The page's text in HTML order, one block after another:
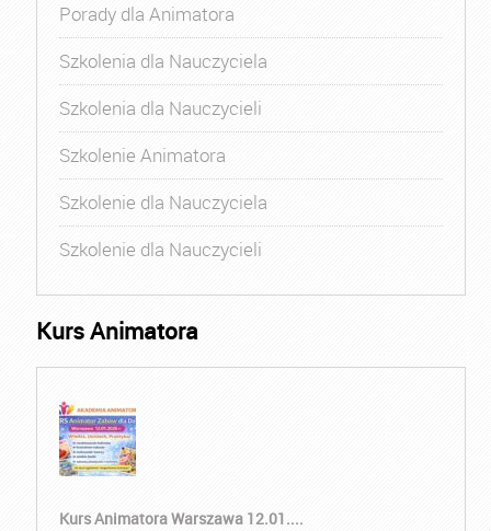
Porady dla Animatora
Szkolenia dla Nauczyciela
Szkolenia dla Nauczycieli
Szkolenie Animatora
Szkolenie dla Nauczyciela
Szkolenie dla Nauczycieli
Kurs Animatora
Kurs Animatora Warszawa 12.01....